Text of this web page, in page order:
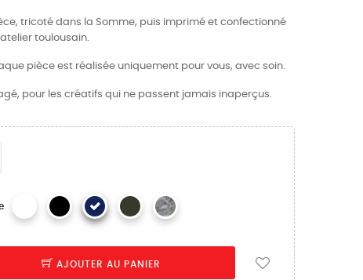
tricoté dans la Somme, puis imprimé et confectionné
toulousain.
pièce est réalisée uniquement pour vous, avec soin.
pour les créatifs qui ne passent jamais inaperçus.
AJOUTER AU PANIER